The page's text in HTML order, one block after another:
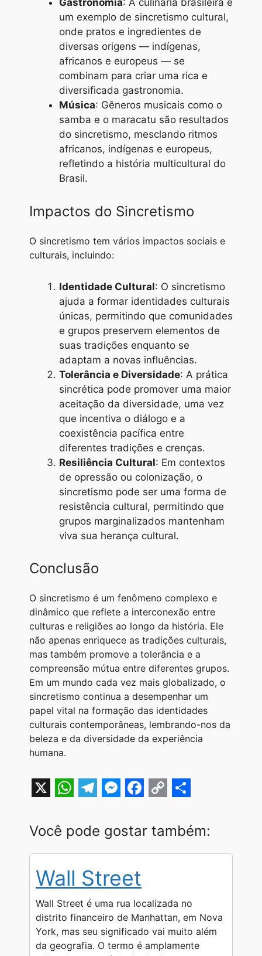
Gastronomia: A culinária brasileira é
um exemplo de sincretismo cultural,
onde pratos e ingredientes de
diversas origens — indígenas,
africanos e europeus — se
combinam para criar uma rica e
diversificada gastronomia.
Música: Gêneros musicais como o
samba e o maracatu são resultados
do sincretismo, mesclando ritmos
africanos, indígenas e europeus,
refletindo a história multicultural do
Brasil.
Impactos do Sincretismo
O sincretismo tem vários impactos sociais e
culturais, incluindo:
Identidade Cultural: O sincretismo
ajuda a formar identidades culturais
únicas, permitindo que comunidades
e grupos preservem elementos de
suas tradições enquanto se
adaptam a novas influências.
Tolerância e Diversidade: A prática
sincrética pode promover uma maior
aceitação da diversidade, uma vez
que incentiva o diálogo e a
coexistência pacífica entre
diferentes tradições e crenças.
Resiliência Cultural: Em contextos
de opressão ou colonização, o
sincretismo pode ser uma forma de
resistência cultural, permitindo que
grupos marginalizados mantenham
viva sua herança cultural.
Conclusão
O sincretismo é um fenômeno complexo e
dinâmico que reflete a interconexão entre
culturas e religiões ao longo da história. Ele
não apenas enriquece as tradições culturais,
mas também promove a tolerância e a
compreensão mútua entre diferentes grupos.
Em um mundo cada vez mais globalizado, o
sincretismo continua a desempenhar um
papel vital na formação das identidades
culturais contemporâneas, lembrando-nos da
beleza e da diversidade da experiência
humana.
h
a
s
A
p
p
e
l
g
r
a
m
e
s
e
n
g
e
a
c
b
o
o
k
o
p
i
n
k
h
a
Você pode gostar também:
Wall Street
Wall Street é uma rua localizada no
distrito financeiro de Manhattan, em Nova
York, mas seu significado vai muito além
da geografia. O termo é amplamente